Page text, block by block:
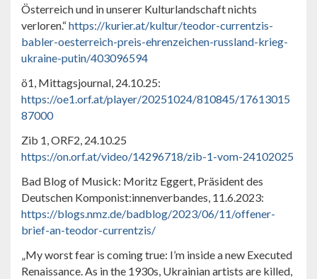
Österreich und in unserer Kulturlandschaft nichts
verloren.“https://kurier.at/kultur/teodor-currentzis-
babler-oesterreich-preis-ehrenzeichen-russland-krieg-
ukraine-putin/403096594
ö1, Mittagsjournal, 24.10.25:
https://oe1.orf.at/player/20251024/810845/17613015
87000
Zib 1, ORF2, 24.10.25
https://on.orf.at/video/14296718/zib-1-vom-24102025
Bad Blog of Musick: Moritz Eggert, Präsident des
Deutschen Komponist:innenverbandes, 11.6.2023:
https://blogs.nmz.de/badblog/2023/06/11/offener-
brief-an-teodor-currentzis/
„My worst fear is coming true: I’m inside a new Executed
Renaissance. As in the 1930s, Ukrainian artists are killed,